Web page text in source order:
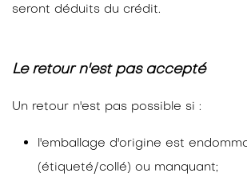
seront déduits du crédit.
Le retour n'est pas accepté
Un retour n'est pas possible si :
l'emballage d'origine est
(étiqueté/collé) ou manquant;